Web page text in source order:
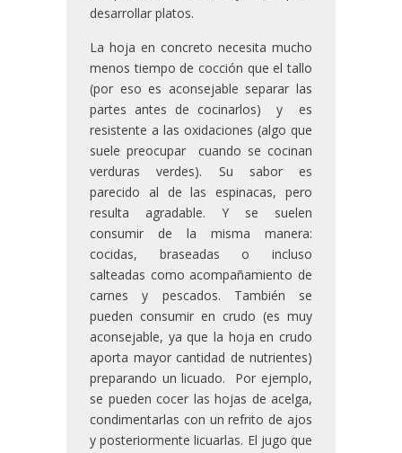
desarrollar platos.
La hoja en concreto necesita mucho
menos tiempo de cocción que el tallo
(por eso es aconsejable separar las
partes antes de cocinarlos) y es
resistente a las oxidaciones (algo que
suele preocupar cuando se cocinan
verduras verdes). Su sabor es
parecido al de las espinacas, pero
resulta agradable. Y se suelen
consumir de la misma manera:
cocidas, braseadas o incluso
salteadas como acompañamiento de
carnes y pescados. También se
pueden consumir en crudo (es muy
aconsejable, ya que la hoja en crudo
aporta mayor cantidad de nutrientes)
preparando un licuado. Por ejemplo,
se pueden cocer las hojas de acelga,
condimentarlas con un refrito de ajos
y posteriormente licuarlas. El jugo que